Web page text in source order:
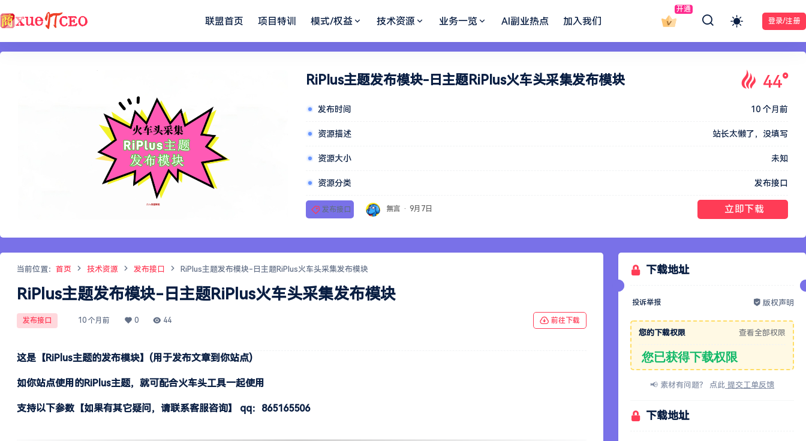
开通
登录/注册
联盟首页 项目特训 模式/权益 技术资源 业务一览 AI副业热点 加入我们
RiPlus主题发布模块-日主题RiPlus火车头采集发布模块 44°
发布时间 10 个月前
资源描述 站长太懒了，没填写
资源大小 未知
资源分类 发布接口
发布接口 無言 · 9月7日 立即下载
当前位置： 首页 技术资源 发布接口 RiPlus主题发布模块-日主题RiPlus火车头采集发布模块
RiPlus主题发布模块-日主题RiPlus火车头采集发布模块
发布接口 10 个月前 0 44 前往下载
这是【RiPlus主题的发布模块】(用于发布文章到你站点)
如你站点使用的RiPlus主题，就可配合火车头工具一起使用
支持以下参数【如果有其它疑问，请联系客服咨询】 qq：865165506
下载地址
投诉举报 版权声明
您的下载权限 查看全部权限
您已获得下载权限
📢 素材有问题？ 点此 提交工单反馈
下载地址